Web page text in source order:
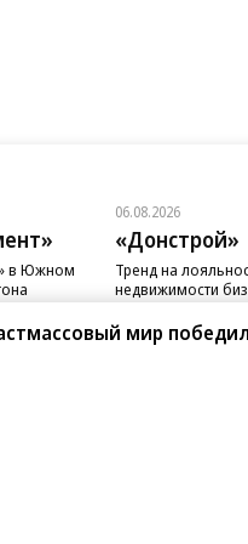
в Южном
06.08.2026
«Донстрой»
Тренд на
недвижимости
случаев остаются
мир победил